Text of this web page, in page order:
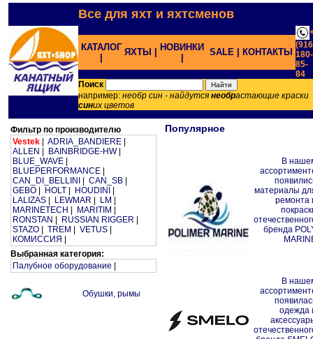
Все для яхт и яхтсменов
КАТАЛОГ ЯХТЫ |
НОВИНКИ
SALE | КОНТАКТЫ 180-
85-
84;
Поиск
например: необр син - найдутся необрастающие краски
синих цветов
Фильтр по производителю
Vestek
ADRIA_BANDIERE
ALLEN
BAINBRIDGE-HW|
BLUE_WAVE
BLUEPERFORMANCE
CAN_DI_BELLINI
CAN_SB
GEBO
HOLT HOUDINI
LALIZAS
LEWMAR LM
MARINETECH
MARITIM
RONSTAN
RUSSIAN RIGGER
STAZO
TREM VETUS
КОМИССИЯ
Выбранная категория:
Палубное оборудование
Обушки, рымы
Популярное
В
материалы
ремонта
бренда
В
одежда